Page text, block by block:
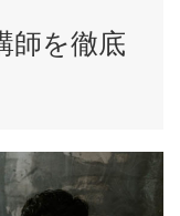
師を徹底